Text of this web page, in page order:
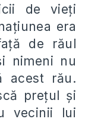
de vieți
era
de răul
nimeni nu
acest rău.
prețul și
vecinii lui